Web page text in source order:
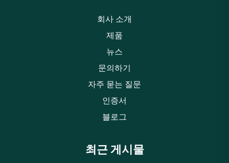
회사 소개
제품
뉴스
문의하기
자주 묻는 질문
인증서
블로그
최근 게시물